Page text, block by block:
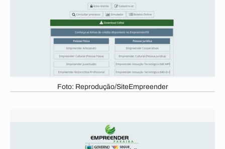
Foto: Reprodução/SiteEmpreender